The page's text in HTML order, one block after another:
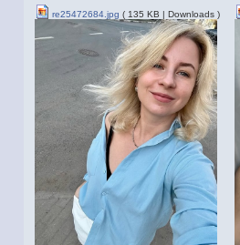
re25472684.jpg ( 135 KB | Downloads )